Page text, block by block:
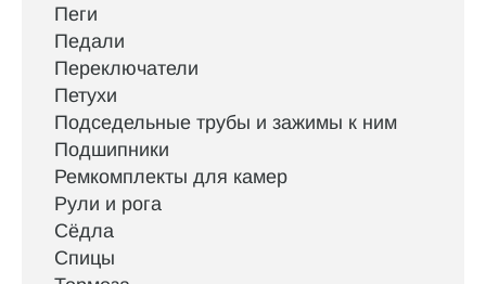
Пеги
Педали
Переключатели
Петухи
Подседельные трубы и зажимы к ним
Подшипники
Ремкомплекты для камер
Рули и рога
Сёдла
Спицы